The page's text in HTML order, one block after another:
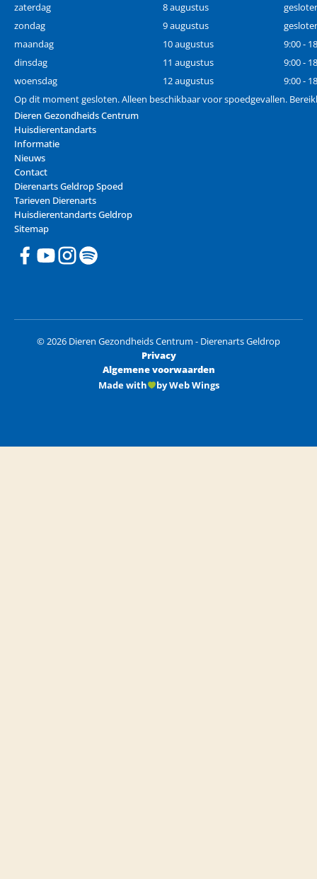
zaterdag
8 augustus
zondag
9 augustus
maandag
10 augustus
9:00 -
dinsdag
11 augustus
9:00 -
woensdag
12 augustus
9:00 -
Op dit moment gesloten. Alleen beschikbaar voor spoedgevallen.
Dieren Gezondheids Centrum
Huisdierentandarts
Informatie
Nieuws
Contact
Dierenarts Geldrop Spoed
Tarieven Dierenarts
Huisdierentandarts Geldrop
Sitemap
© 2026 Dieren Gezondheids Centrum - Dierenarts Geldrop
Privacy
Algemene voorwaarden
Made with
by Web Wings